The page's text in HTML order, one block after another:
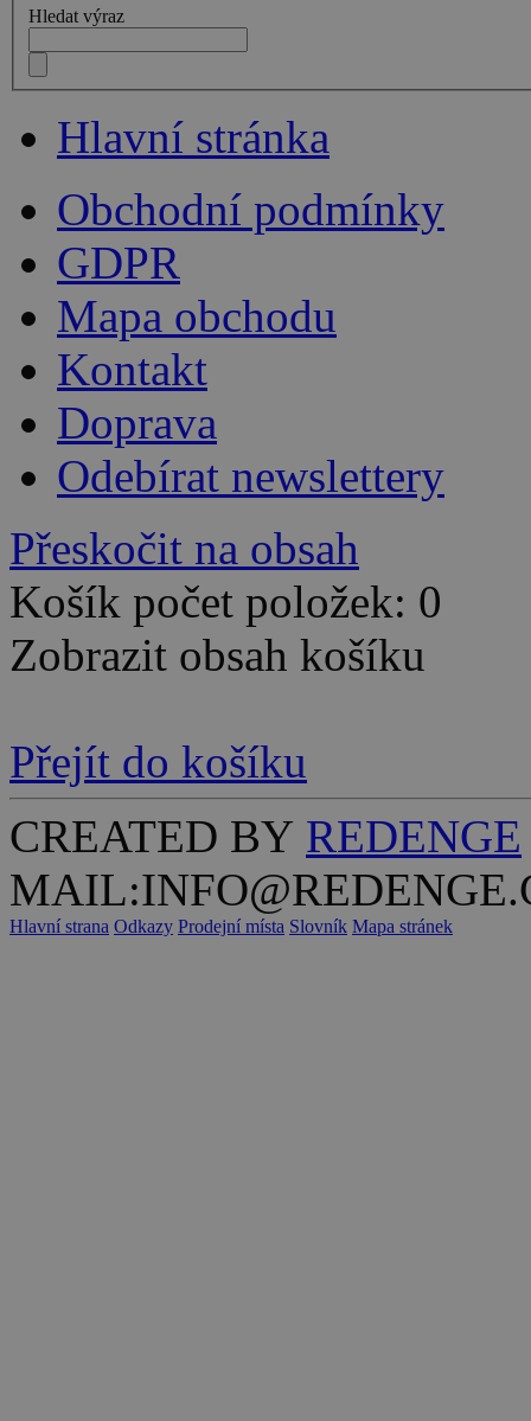
Hledat výraz
Hlavní stránka
Obchodní podmínky
GDPR
Mapa obchodu
Kontakt
Doprava
Odebírat newslettery
Přeskočit na obsah
Košík počet položek: 0
Zobrazit obsah košíku
Přejít do košíku
CREATED BY REDENGE
Hlavní strana Odkazy Prodejní místa Slovník Mapa stránek